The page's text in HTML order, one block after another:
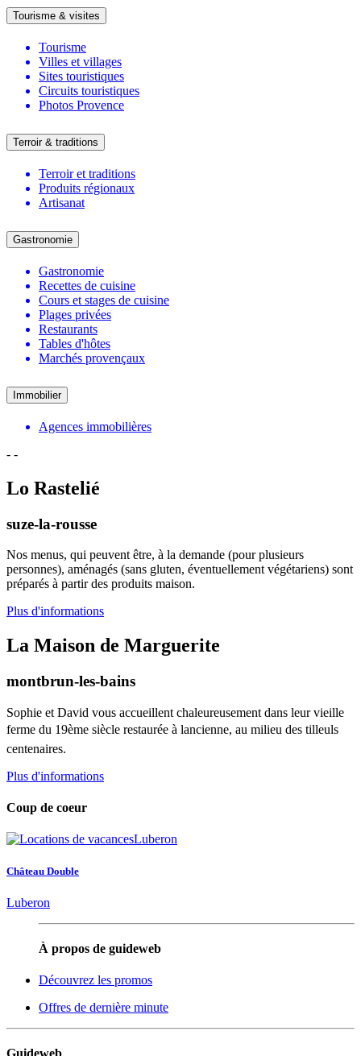
Tourisme & visites
Tourisme
Villes et villages
Sites touristiques
Circuits touristiques
Photos Provence
Terroir & traditions
Terroir et traditions
Produits régionaux
Artisanat
Gastronomie
Gastronomie
Recettes de cuisine
Cours et stages de cuisine
Plages privées
Restaurants
Tables d'hôtes
Marchés provençaux
Immobilier
Agences immobilières
- -
Lo Rastelié
suze-la-rousse
Nos menus, qui peuvent être, à la demande (pour plusieurs
personnes), aménagés (sans gluten, éventuellement végétariens) sont
préparés à partir des produits maison.
Plus d'informations
La Maison de Marguerite
montbrun-les-bains
Sophie et David vous accueillent chaleureusement dans leur vieille
ferme du 19ème siècle restaurée à lancienne, au milieu des tilleuls
centenaires.
Plus d'informations
Coup de coeur
Château Double
Luberon
À propos de guideweb
Découvrez les promos
Offres de dernière minute